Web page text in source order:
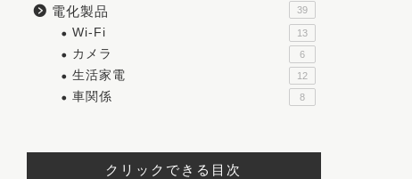
電化製品 39
Wi-Fi 13
カメラ 6
生活家電 12
車関係 8
クリックできる目次